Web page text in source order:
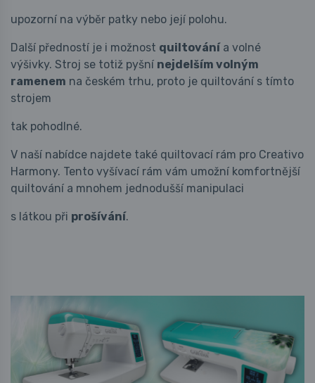
upozorní na výběr patky nebo její polohu.
Další předností je i možnost quiltování a volné
výšivky. Stroj se totiž pyšní nejdelším volným
ramenem na českém trhu, proto je quiltování s tímto
strojem
tak pohodlné.
V naší nabídce najdete také quiltovací rám pro Creativo
Harmony. Tento vyšívací rám vám umožní komfortnější
quiltování a mnohem jednodušší manipulaci
s látkou při prošívání.